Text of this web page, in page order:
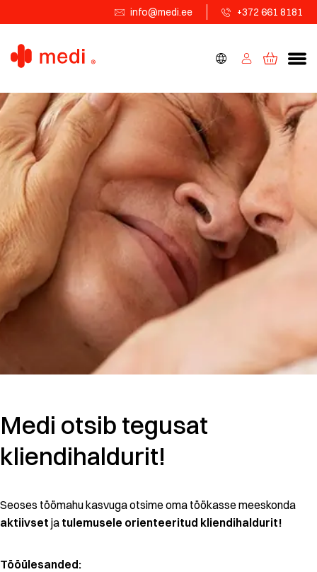
info@medi.ee +372 661 8181
Medi otsib tegusat
kliendihaldurit!
Seoses töömahu kasvuga otsime oma töökasse meeskonda
aktiivset ja tulemusele orienteeritud kliendihaldurit!
Tööülesanded: